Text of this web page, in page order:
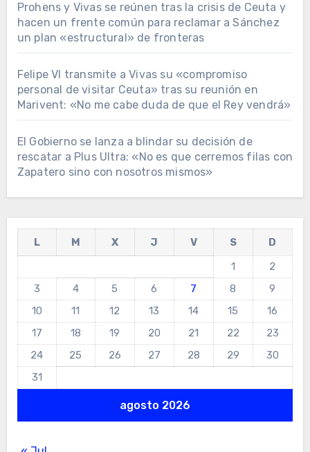
Prohens y Vivas se reúnen tras la crisis de Ceuta y
hacen un frente común para reclamar a Sánchez
un plan «estructural» de fronteras
Felipe VI transmite a Vivas su «compromiso
personal de visitar Ceuta» tras su reunión en
Marivent: «No me cabe duda de que el Rey vendrá»
El Gobierno se lanza a blindar su decisión de
rescatar a Plus Ultra: «No es que cerremos filas con
Zapatero sino con nosotros mismos»
agosto 2026
L M X J V S
D
1
2
3
4 5 6 7 8
9
10
11 12 13 14 15
16
17
18 19 20 21 22
23
24
25 26 27 28 29
30
31